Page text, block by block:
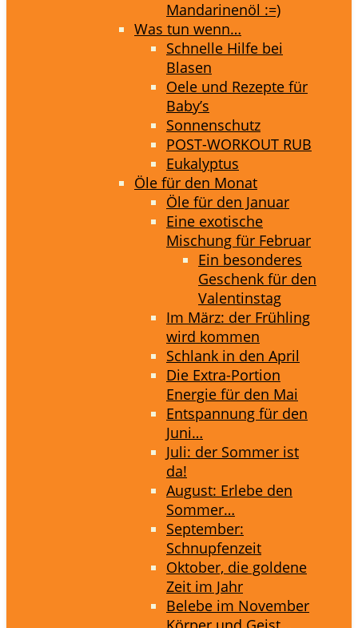
Mandarinenöl :=)
Was tun wenn…
Schnelle Hilfe bei
Blasen
Oele und Rezepte für
Baby’s
Sonnenschutz
POST-WORKOUT RUB
Eukalyptus
Öle für den Monat
Öle für den Januar
Eine exotische
Mischung für Februar
Ein besonderes
Geschenk für den
Valentinstag
Im März: der Frühling
wird kommen
Schlank in den April
Die Extra-Portion
Energie für den Mai
Entspannung für den
Juni…
Juli: der Sommer ist
da!
August: Erlebe den
Sommer…
September:
Schnupfenzeit
Oktober, die goldene
Zeit im Jahr
Belebe im November